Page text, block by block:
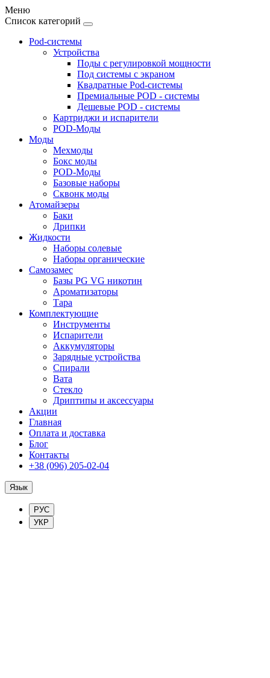
Меню
Список категорий
Pod-системы
Устройства
Поды с регулировкой мощности
Под системы с экраном
Квадратные Pod-системы
Премиальные POD - системы
Дешевые POD - системы
Картриджи и испарители
POD-Моды
Моды
Мехмоды
Бокс моды
POD-Моды
Базовые наборы
Сквонк моды
Атомайзеры
Баки
Дрипки
Жидкости
Наборы солевые
Наборы органические
Самозамес
Базы PG VG никотин
Ароматизаторы
Тара
Комплектующие
Инструменты
Испарители
Аккумуляторы
Зарядные устройства
Спирали
Вата
Стекло
Дриптипы и аксессуары
Акции
Главная
Оплата и доставка
Блог
Контакты
+38 (096) 205-02-04
Язык
РУС
УКР